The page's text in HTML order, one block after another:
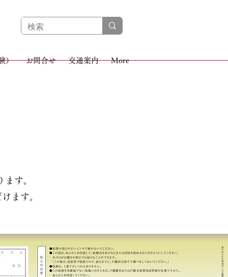
） お問合せ 交通案内 More
す。
ます。